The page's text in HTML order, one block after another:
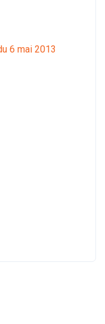
6 mai 2013